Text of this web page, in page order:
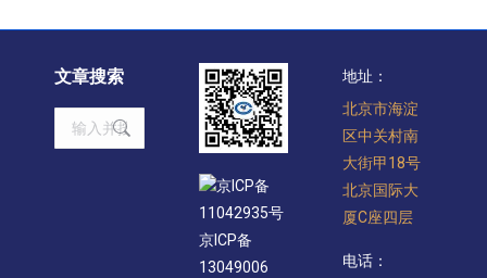
文章搜索
Search:
京ICP备
11042935号
京ICP备
13049006
地址：
北京市海淀
区中关村南
大街甲18号
北京国际大
厦C座四层
电话：